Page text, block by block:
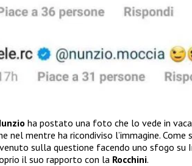
ha postato una foto che lo vede in
nel mentre ha ricondiviso l’immagine. Come
sulla questione facendo uno sfogo su
il suo rapporto con la Rocchini.